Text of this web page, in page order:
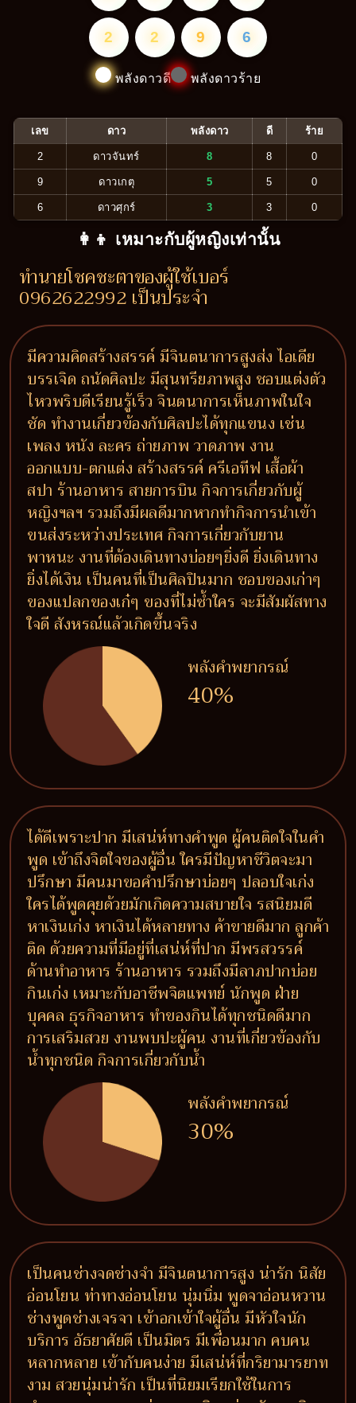
2 2 9 6
พลังดาวดี พลังดาวร้าย
เลข ดาว พลังดาว ดี ร้าย
2 ดาวจันทร์ 8 8 0
9 ดาวเกตุ 5 5 0
6 ดาวศุกร์ 3 3 0
👩‍👦 เหมาะกับผู้หญิงเท่านั้น
ทำนายโชคชะตาของผู้ใช้เบอร์
0962622992 เป็นประจำ
มีความคิดสร้างสรรค์ มีจินตนาการสูงส่ง ไอเดีย
บรรเจิด ถนัดศิลปะ มีสุนทรียภาพสูง ชอบแต่งตัว
ไหวพริบดีเรียนรู้เร็ว จินตนาการเห็นภาพในใจ
ชัด ทำงานเกี่ยวข้องกับศิลปะได้ทุกแขนง เช่น
เพลง หนัง ละคร ถ่ายภาพ วาดภาพ งาน
ออกแบบ-ตกแต่ง สร้างสรรค์ ครีเอทีฟ เสื้อผ้า
สปา ร้านอาหาร สายการบิน กิจการเกี่ยวกับผู้
หญิงฯลฯ รวมถึงมีผลดีมากหากทำกิจการนำเข้า
ขนส่งระหว่างประเทศ กิจการเกี่ยวกับยาน
พาหนะ งานที่ต้องเดินทางบ่อยๆยิ่งดี ยิ่งเดินทาง
ยิ่งได้เงิน เป็นคนที่เป็นศิลปินมาก ชอบของเก่าๆ
ของแปลกของเก๋ๆ ของที่ไม่ซ้ำใคร จะมีสัมผัสทาง
ใจดี สังหรณ์แล้วเกิดขึ้นจริง
พลังคำพยากรณ์
40%
ได้ดีเพราะปาก มีเสน่ห์ทางคำพูด ผู้คนติดใจในคำ
พูด เข้าถึงจิตใจของผู้อื่น ใครมีปัญหาชีวิตจะมา
ปรึกษา มีคนมาขอคำปรึกษาบ่อยๆ ปลอบใจเก่ง
ใครได้พูดคุยด้วยมักเกิดความสบายใจ รสนิยมดี
หาเงินเก่ง หาเงินได้หลายทาง ค้าขายดีมาก ลูกค้า
ติด ด้วยความที่มีอยู่ที่เสน่ห์ที่ปาก มีพรสวรรค์
ด้านทำอาหาร ร้านอาหาร รวมถึงมีลาภปากบ่อย
กินเก่ง เหมาะกับอาชีพจิตแพทย์ นักพูด ฝ่าย
บุคคล ธุรกิจอาหาร ทำของกินได้ทุกชนิดดีมาก
การเสริมสวย งานพบปะผู้คน งานที่เกี่ยวข้องกับ
น้ำทุกชนิด กิจการเกี่ยวกับน้ำ
พลังคำพยากรณ์
30%
เป็นคนช่างจดช่างจำ มีจินตนาการสูง น่ารัก นิสัย
อ่อนโยน ท่าทางอ่อนโยน นุ่มนิ่ม พูดจาอ่อนหวาน
ช่างพูดช่างเจรจา เข้าอกเข้าใจผู้อื่น มีหัวใจนัก
บริการ อัธยาศัยดี เป็นมิตร มีเพื่อนมาก คบคน
หลากหลาย เข้ากับคนง่าย มีเสน่ห์ที่กริยามารยาท
งาม สวยนุ่มน่ารัก เป็นที่นิยมเรียกใช้ในการ